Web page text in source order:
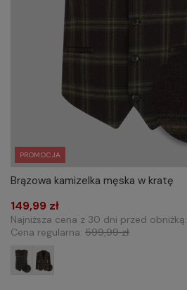
PROMOCJA
Brązowa kamizelka męska w kratę
149,99 zł
Najniższa cena z 30 dni przed obniżką:
Cena regularna: 599,99 zł